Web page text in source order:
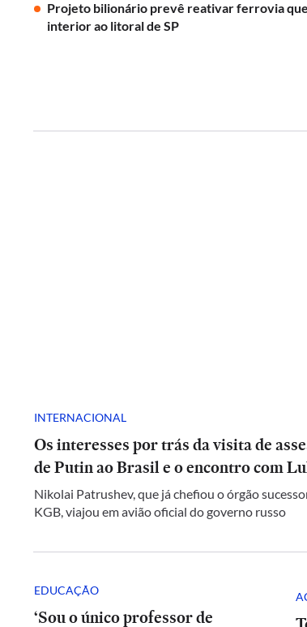
Projeto bilionário prevê reativar ferrovia
interior ao litoral de SP
INTERNACIONAL
Os interesses por trás da visita de
de Putin ao Brasil e o encontro com
Nikolai Patrushev, que já chefiou o órgão
KGB, viajou em avião oficial do governo russo
EDUCAÇÃO
‘Sou o único professor de